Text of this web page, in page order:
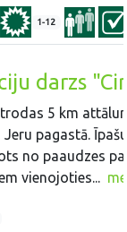
1-12
darzs
5 km
Jeru pagastā.
no paaudzes
vienojoties...